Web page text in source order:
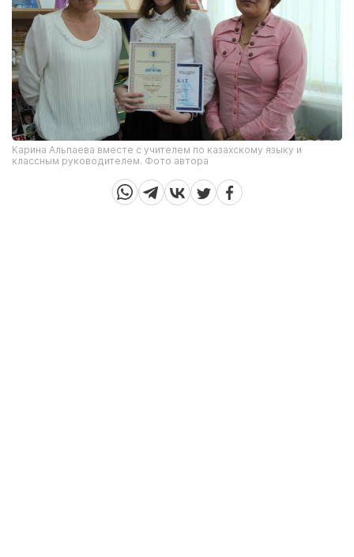
Карина Альпаева вместе с учителем по казахскому языку и
классным руководителем. Фото автора